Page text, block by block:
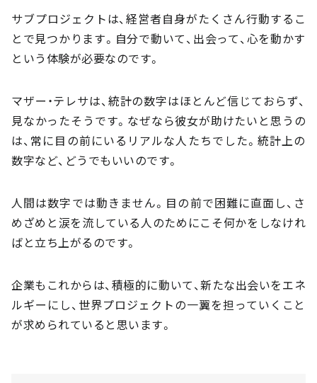
サブプロジェクトは、経営者自身がたくさん行動するこ
とで見つかります。自分で動いて、出会って、心を動かす
という体験が必要なのです。
マザー・テレサは、統計の数字はほとんど信じておらず、
見なかったそうです。なぜなら彼女が助けたいと思うの
は、常に目の前にいるリアルな人たちでした。統計上の
数字など、どうでもいいのです。
人間は数字では動きません。目の前で困難に直面し、さ
めざめと涙を流している人のためにこそ何かをしなけれ
ばと立ち上がるのです。
企業もこれからは、積極的に動いて、新たな出会いをエネ
ルギーにし、世界プロジェクトの一翼を担っていくこと
が求められていると思います。